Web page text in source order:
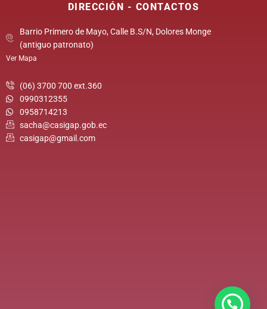
DIRECCIÓN - CONTACTOS
Barrio Primero de Mayo, Calle B.S/N, Dolores Monge
(antiguo patronato)
Ver Mapa
(06) 3700 700 ext.360
0990312355
0958714213
sacha@casigap.gob.ec
casigap@gmail.com